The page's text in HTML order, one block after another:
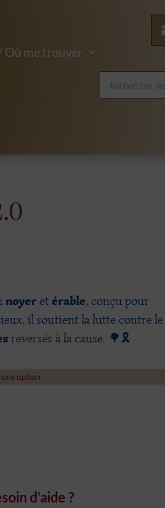
Où me trouver
Recherche
produits
noyeretérable, conçu pour
il soutient la lutte contre le
reversés à la cause. 🌳🎗️
d’aide ?